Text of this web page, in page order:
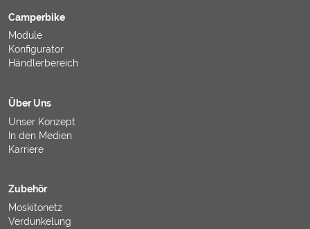
Camperbike
Module
Konfigurator
Händlerbereich
Über Uns
Unser Konzept
In den Medien
Karriere
Zubehör
Moskitonetz
Verdunkelung